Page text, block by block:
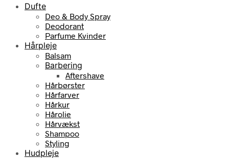
Dufte
Deo & Body Spray
Deodorant
Parfume Kvinder
Hårpleje
Balsam
Barbering
Aftershave
Hårbørster
Hårfarver
Hårkur
Hårolie
Hårvækst
Shampoo
Styling
Hudpleje